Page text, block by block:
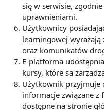
się w serwisie,
uprawnieniami.
Użytkownicy
learningowej wyrażają
oraz komunikatów
E-platforma
kursy, które są
Użytkownik przyjmuje
informacje związane
dostępne na stronie